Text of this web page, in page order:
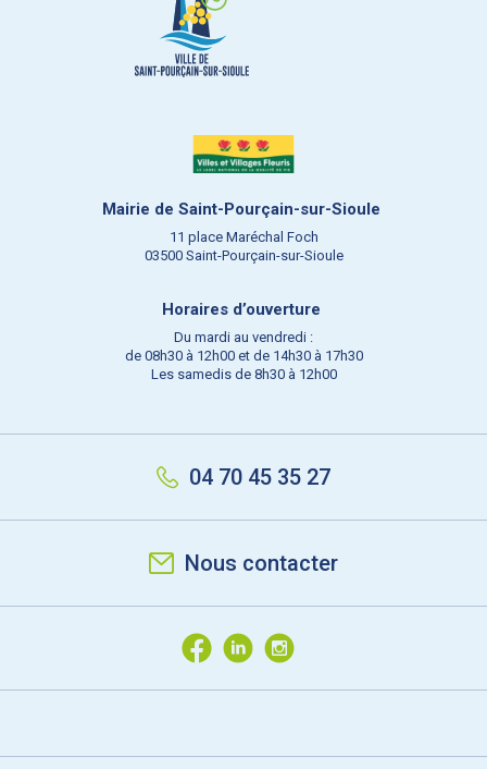
Mairie de Saint-Pourçain-sur-Sioule
11 place Maréchal Foch
03500 Saint-Pourçain-sur-Sioule
Horaires d’ouverture
Du mardi au vendredi :
de 08h30 à 12h00 et de 14h30 à 17h30
Les samedis de 8h30 à 12h00
04 70 45 35 27
Nous contacter